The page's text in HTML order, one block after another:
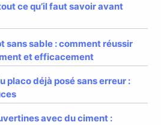
ce qu’il faut savoir avant
sans sable : comment réussir
et efficacement
placo déjà posé sans erreur :
avec du ciment :